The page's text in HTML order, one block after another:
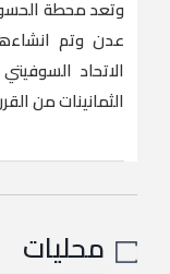
وتعد محطة
عدن وتم
الاتحاد
الثمانينات من
محليات